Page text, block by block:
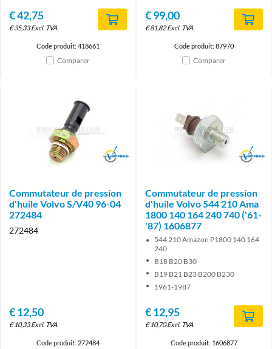
€42,75
€35,33 Excl. TVA
Code produit: 418661
Comparer
€99,00
€81,82 Excl. TVA
Code produit: 87970
Comparer
Brand
Commutateur de pression
d'huile Volvo S/V40 96-04
272484
272484
€12,50
€10,33 Excl. TVA
Code produit: 272484
Brand
Commutateur de pression
d'huile Volvo 544 210 Ama
1800 140 164 240 740 ('61-
'87) 1606877
544 210 Amazon P1800 140 164
240
B18 B20 B30
B19 B21 B23 B200 B230
1961-1987
€12,95
€10,70 Excl. TVA
Code produit: 1606877